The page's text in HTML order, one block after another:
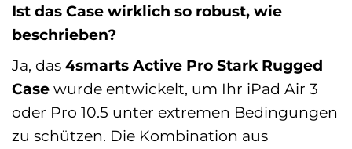
Ist das Case wirklich so robust, wie
beschrieben?
Ja, das 4smarts Active Pro Stark Rugged
Case wurde entwickelt, um Ihr iPad Air 3
oder Pro 10.5 unter extremen Bedingungen
zu schützen. Die Kombination aus